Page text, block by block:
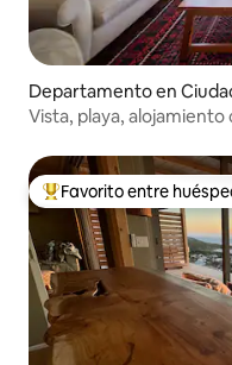
Departamento en
Vista, playa,
Favorito entre los
Favorito entre